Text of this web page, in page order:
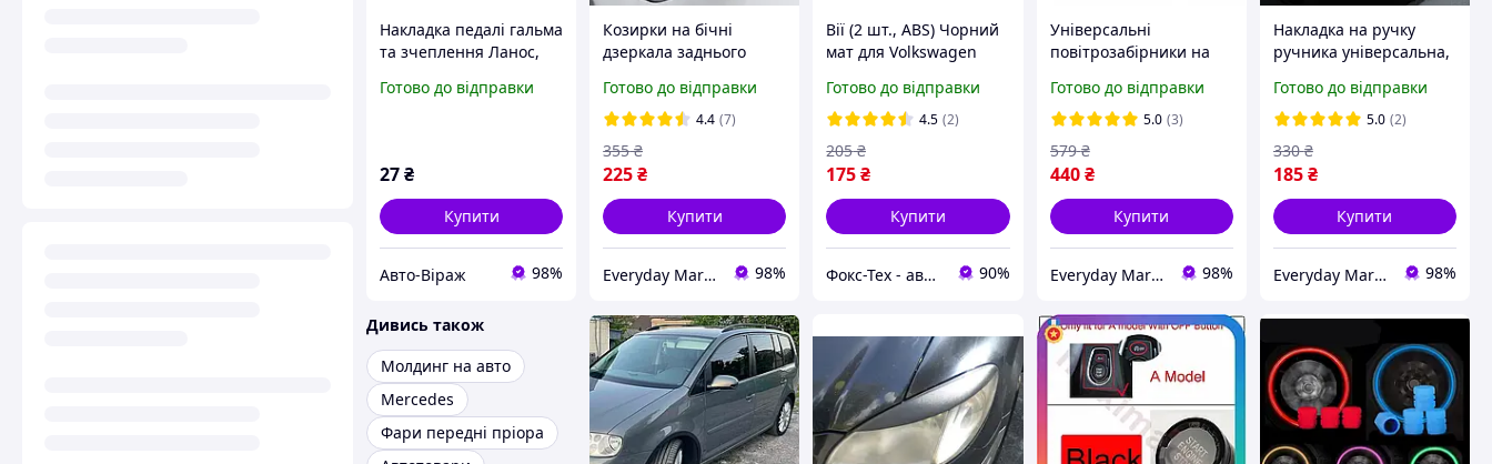
Накладка педалі гальма
та зчеплення Ланос,
Готово до відправки
27₴
Купити
Авто-Віраж 98%
Козирки на бічні
дзеркала заднього
накладки від снігу та
дощу 2 шт.
Готово до відправки
4.4 (7)
225₴
355 ₴
Купити
Everyday Market 98%
Вії (2 шт., ABS) Чорний
мат для Volkswagen
Готово до відправки
4.5 (2)
175₴
205 ₴
Купити
Фокс-Тех - автотюнінг 90%
Універсальні
повітрозабірники на
декоративні накладки
на крила самоклеючі
Готово до відправки
5.0 (3)
440 ₴
579 ₴
Купити
Everyday Market 98%
Накладка на ручку
ручника універсальна,
на ручне гальмо 12.5
см червоне дерево
Готово до відправки
5.0 (2)
185₴
330 ₴
Купити
Everyday Market 98%
Дивись також
Молдинг на авто
Mercedes
Фари передні пріора